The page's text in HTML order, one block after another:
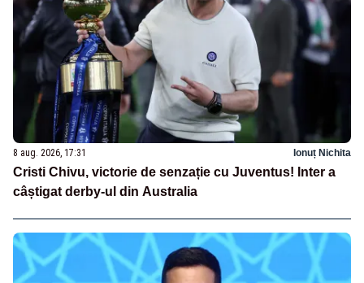
8 aug. 2026, 17:31 Ionuț Nichita
Cristi Chivu, victorie de senzație cu Juventus! Inter a
câștigat derby-ul din Australia